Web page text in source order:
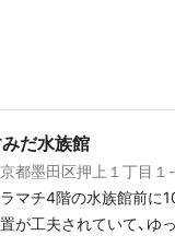
だ水族館
都墨田区押上１丁目１
チ4階の水族館前に10時に待ち合わせ。 館内は、
が工夫されていて、ゆ